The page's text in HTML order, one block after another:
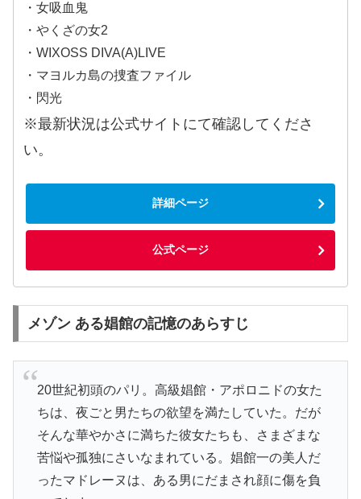
・女吸血鬼
・やくざの女2
・WIXOSS DIVA(A)LIVE
・マヨルカ島の捜査ファイル
・閃光
※最新状況は公式サイトにて確認してくださ
い。
詳細ページ
公式ページ
メゾン ある娼館の記憶のあらすじ
20世紀初頭のパリ。高級娼館・アポロニドの女た
ちは、夜ごと男たちの欲望を満たしていた。だが
そんな華やかさに満ちた彼女たちも、さまざまな
苦悩や孤独にさいなまれている。娼館一の美人だ
ったマドレーヌは、ある男にだまされ顔に傷を負